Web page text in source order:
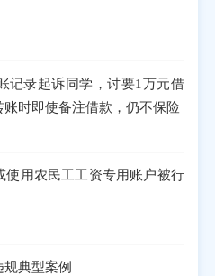
记录起诉同学，讨要1万元借
时即使备注借款，仍不保险
使用农民工工资专用账户被行
规典型案例